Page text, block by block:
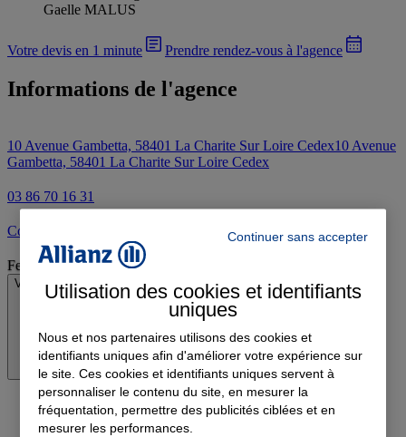
Gaelle MALUS
Votre devis en 1 minute Prendre rendez-vous à l'agence
Informations de l'agence
10 Avenue Gambetta, 58401 La Charite Sur Loire Cedex10 Avenue
Gambetta, 58401 La Charite Sur Loire Cedex
03 86 70 16 31
Contacter l'agence par e-mail
Fermé
Voir les horaires
Continuer sans accepter
Utilisation des cookies et identifiants
uniques
Nous et nos partenaires utilisons des cookies et
identifiants uniques afin d'améliorer votre expérience sur
le site. Ces cookies et identifiants uniques servent à
personnaliser le contenu du site, en mesurer la
fréquentation, permettre des publicités ciblées et en
mesurer les performances.